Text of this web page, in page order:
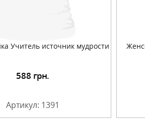
Учитель источник мудрости
588 грн.
Артикул: 1391
Подробнее